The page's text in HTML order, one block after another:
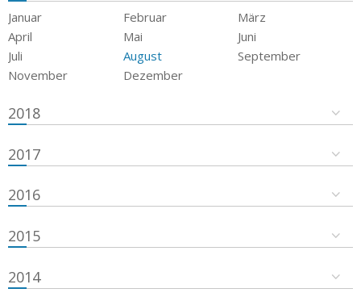
Januar Februar
März
April
Mai
Juni
Juli
August
September
November
Dezember
2018
2017
2016
2015
2014